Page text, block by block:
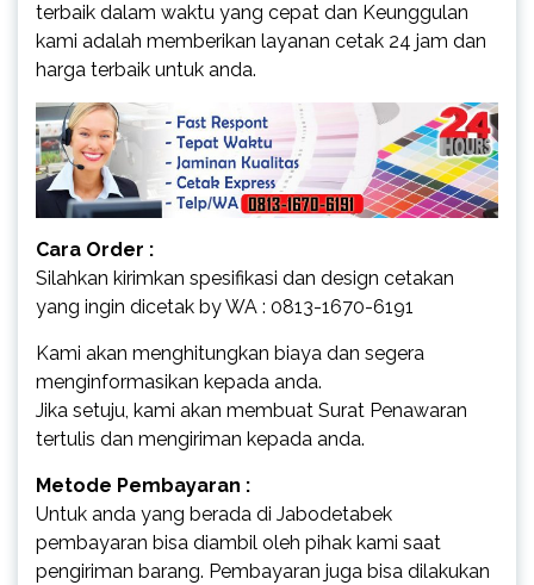
terbaik dalam waktu yang cepat dan Keunggulan
kami adalah memberikan layanan cetak 24 jam dan
harga terbaik untuk anda.
Cara Order :
Silahkan kirimkan spesifikasi dan design cetakan
yang ingin dicetak by WA : 0813-1670-6191
Kami akan menghitungkan biaya dan segera
menginformasikan kepada anda.
Jika setuju, kami akan membuat Surat Penawaran
tertulis dan mengiriman kepada anda.
Metode Pembayaran :
Untuk anda yang berada di Jabodetabek
pembayaran bisa diambil oleh pihak kami saat
pengiriman barang. Pembayaran juga bisa dilakukan